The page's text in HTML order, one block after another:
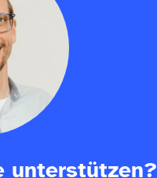
unterstützen?